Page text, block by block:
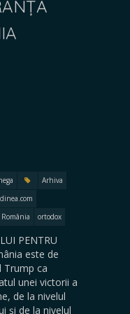
Arhiva
ortodox
PENTRU
este de
Trump ca
unei victorii a
de la nivelul
și de la nivelul